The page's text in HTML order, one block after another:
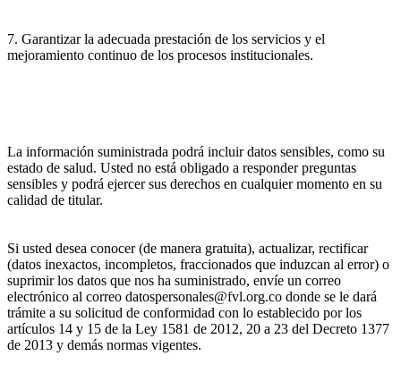
7. Garantizar la adecuada prestación de los servicios y el
mejoramiento continuo de los procesos institucionales.
La información suministrada podrá incluir datos sensibles, como su
estado de salud. Usted no está obligado a responder preguntas
sensibles y podrá ejercer sus derechos en cualquier momento en su
calidad de titular.
Si usted desea conocer (de manera gratuita), actualizar, rectificar
(datos inexactos, incompletos, fraccionados que induzcan al error) o
suprimir los datos que nos ha suministrado, envíe un correo
electrónico al correo datospersonales@fvl.org.co donde se le dará
trámite a su solicitud de conformidad con lo establecido por los
artículos 14 y 15 de la Ley 1581 de 2012, 20 a 23 del Decreto 1377
de 2013 y demás normas vigentes.